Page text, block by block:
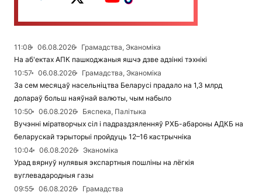
11:08 06.08.2026
Грамадства, Эканоміка
На аб'ектах АПК пашкоджаныя яшчэ дзве адзінкі тэхнікі
10:57
06.08.2026
Грамадства, Эканоміка
За сем месяцаў насельніцтва Беларусі прадало на 1,3 млрд
долараў больш наяўнай валюты, чым набыло
10:50
06.08.2026
Бяспека, Палітыка
Вучэнні міратворчых сіл і падраздзяленняў РХБ-абароны АДКБ на
беларускай тэрыторыі пройдуць 12–16 кастрычніка
10:04
06.08.2026
Эканоміка
Урад вярнуў нулявыя экспартныя пошліны на лёгкія
вуглевадародныя газы
09:55
06.08.2026
Грамадства